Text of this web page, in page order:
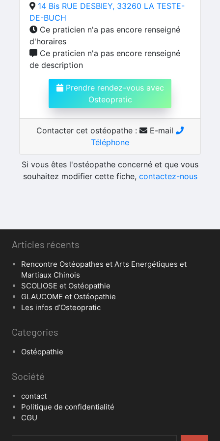
14 Bis RUE DESBIEY, 33260 LA TESTE-
DE-BUCH
Ce praticien n'a pas encore renseigné
d'horaires
Ce praticien n'a pas encore renseigné
de description
Prendre rendez-vous avec
Osteopratic
Contacter cet ostéopathe :
E-mail
Téléphone
Si vous êtes l'ostéopathe concerné et que vous
souhaitez modifier cette fiche, contactez-nous
Articles récents
Rencontre Ostéopathes et Arts Energétiques et
Martiaux Chinois
SCOLIOSE et Ostéopathie
GLAUCOME et Ostéopathie
Les infos d’Osteopratic
Categories
Ostéopathie
Société
contact
Politique de confidentialité
CGU